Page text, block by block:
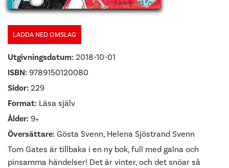
LADDA NED OMSLAG
Utgivningsdatum: 2018-10-01
ISBN: 9789150120080
Sidor: 229
Format: Läsa själv
Ålder: 9+
Översättare: Gösta Svenn, Helena Sjöstrand Svenn
Tom Gates är tillbaka i en ny bok, full med galna och
pinsamma händelser! Det är vinter, och det snöar så